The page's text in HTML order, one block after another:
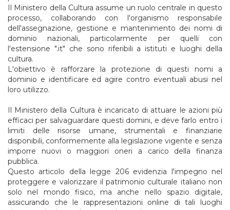
Il Ministero della Cultura assume un ruolo centrale in questo
processo, collaborando con l'organismo responsabile
dell'assegnazione, gestione e mantenimento dei nomi di
dominio nazionali, particolarmente per quelli con
l'estensione ".it" che sono riferibili a istituti e luoghi della
cultura.
L'obiettivo è rafforzare la protezione di questi nomi a
dominio e identificare ed agire contro eventuali abusi nel
loro utilizzo.
Il Ministero della Cultura è incaricato di attuare le azioni più
efficaci per salvaguardare questi domini, e deve farlo entro i
limiti delle risorse umane, strumentali e finanziarie
disponibili, conformemente alla legislazione vigente e senza
imporre nuovi o maggiori oneri a carico della finanza
pubblica.
Questo articolo della legge 206 evidenzia l'impegno nel
proteggere e valorizzare il patrimonio culturale italiano non
solo nel mondo fisico, ma anche nello spazio digitale,
assicurando che le rappresentazioni online di tali luoghi